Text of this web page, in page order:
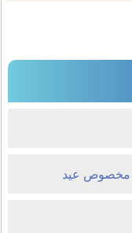
مخصوص عید